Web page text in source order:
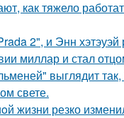
как тяжело
2", и Энн
миллар и стал
выглядит
свете.
жизни резко